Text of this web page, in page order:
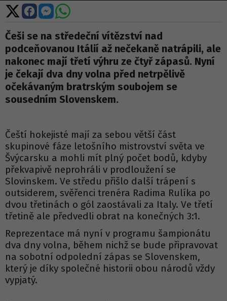
Sdílet
na
X
Sdílet
na
Facebooku
Sdílet
na
Messengeru
Sdílet
WhatsApp
Češi se na středeční vítězství nad
podceňovanou Itálií až nečekaně natrápili, ale
nakonec mají třetí výhru ze čtyř zápasů. Nyní
je čekají dva dny volna před netrpělivě
očekávaným bratrským soubojem se
sousedním Slovenskem.
Čeští hokejisté mají za sebou větší část
skupinové fáze letošního mistrovství světa ve
Švýcarsku a mohli mít plný počet bodů, kdyby
překvapivě neprohráli v prodloužení se
Slovinskem. Ve středu přišlo další trápení s
outsiderem, svěřenci trenéra Radima Rulíka po
dvou třetinách o gól zaostávali za Italy. Ve třetí
třetině ale předvedli obrat na konečných 3:1.
Reprezentace má nyní v programu šampionátu
dva dny volna, během nichž se bude připravovat
na sobotní odpolední zápas se Slovenskem,
který je díky společné historii obou národů vždy
vypjatý.